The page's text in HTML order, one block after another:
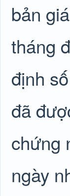
bản
tháng
định
đã
chứng
ngày